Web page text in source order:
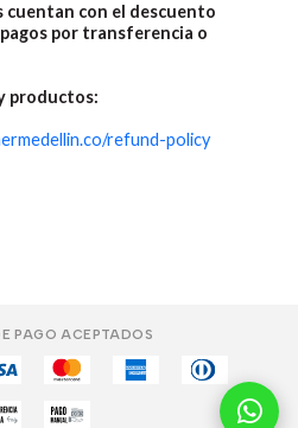
cuentan con el descuento
por transferencia o
productos:
refund-policy
PAGO ACEPTADOS